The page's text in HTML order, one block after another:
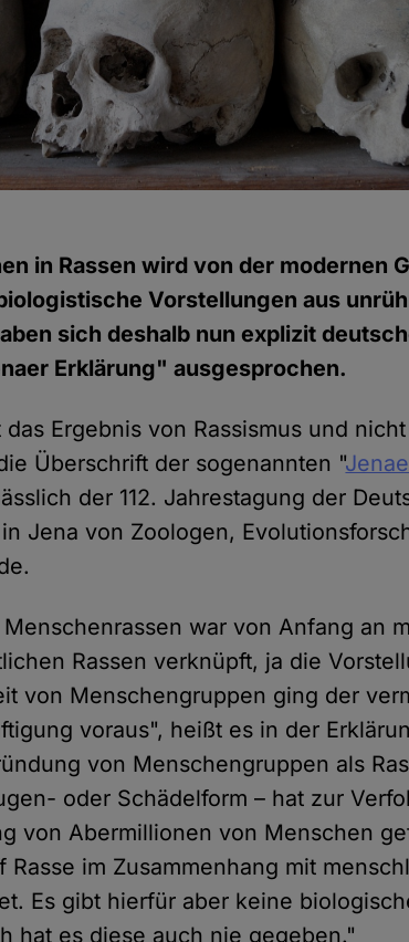
in Rassen wird von der modernen
Vorstellungen aus
sich deshalb nun explizit
Erklärung" ausgesprochen.
Ergebnis von Rassismus und
Überschrift der sogenannten "
der 112. Jahrestagung der
Jena von Zoologen,
war von Anfang an
Rassen verknüpft, ja die
von Menschengruppen ging der
voraus", heißt es in der
von Menschengruppen als
oder Schädelform – hat zur
von Abermillionen von Menschen
im Zusammenhang mit
Es gibt hierfür aber keine
hat es diese auch nie gegeben."